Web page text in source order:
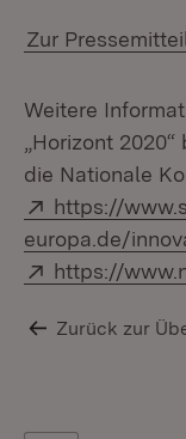
Zur
Weitere
„Horizont
die Nationale
Extern:
https://
europa.de/
Extern:
https://
Zurück zur